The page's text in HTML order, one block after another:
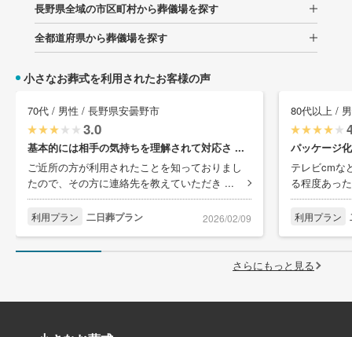
長野県全域の市区町村から葬儀場を探す
全都道府県から葬儀場を探す
小さなお葬式を利用されたお客様の声
70代 / 男性 / 長野県安曇野市
3.0
基本的には相手の気持ちを理解されて対応さ ...
ご近所の方が利用されたことを知っておりまし
たので、その方に連絡先を教えていただき ...
利用プラン 二日葬プラン 2026/02/09
80代以上 /
パッケージ
テレビcmな
る程度あっ
利用プラン
さらにもっと見る